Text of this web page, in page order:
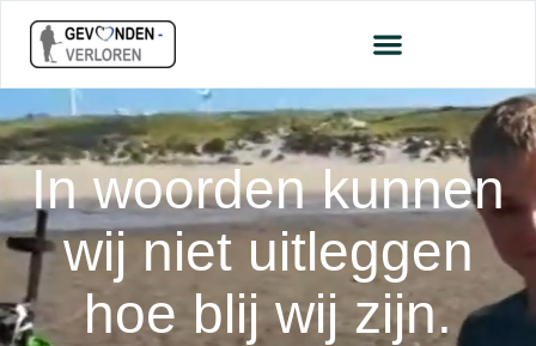
In woorden kunnen
wij niet uitleggen
hoe blij wij zijn.